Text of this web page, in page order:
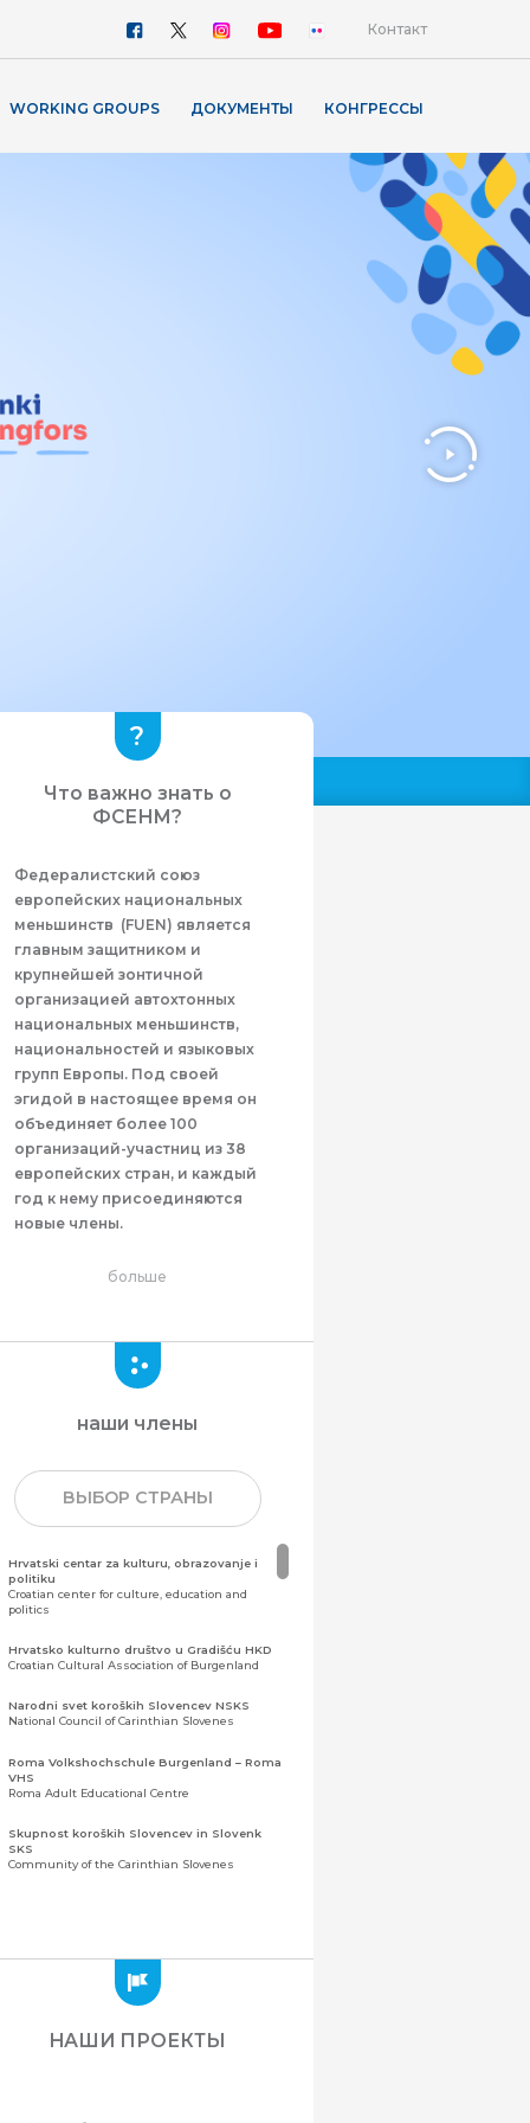
Контакт
WORKING GROUPS ДОКУМЕНТЫ КОНГРЕССЫ
Что важно знать о
ФСЕНМ?
Федералистcкий союз
европейских национальных
меньшинств (FUEN) является
главным защитником и
крупнейшей зонтичной
организацией автохтонных
национальных меньшинств,
национальностей и языковых
групп Европы. Под своей
эгидой в настоящее время он
объединяет более 100
организаций-участниц из 38
европейских стран, и каждый
год к нему присоединяются
новые члены.
больше
наши члены
ВЫБОР СТРАНЫ
Hrvatski centar za kulturu, obrazovanje i
politiku
Croatian center for culture, education and
politics
Hrvatsko kulturno društvo u Gradišću HKD
Croatian Cultural Association of Burgenland
Narodni svet koroških Slovencev NSKS
National Council of Carinthian Slovenes
Roma Volkshochschule Burgenland – Roma
VHS
Roma Adult Educational Centre
Skupnost koroških Slovencev in Slovenk
SKS
Community of the Carinthian Slovenes
Zajednica Crnogoraca u Albaniji “ZCGA” -
ElbasanНАШИ ПРОЕКТЫ